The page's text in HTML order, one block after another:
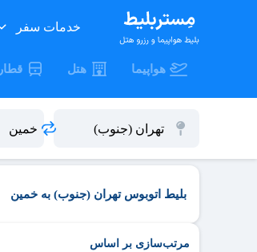
خدمات سفر
هواپیما هتل قطار
بلیط اتوبوس تهران (جنوب) به خمین
مرتب‌سازی بر اساس